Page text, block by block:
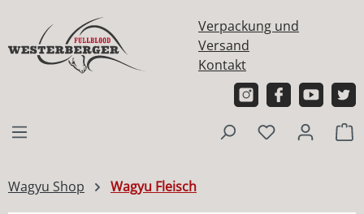
Verpackung und
Versand
Kontakt
Wagyu Shop Wagyu Fleisch